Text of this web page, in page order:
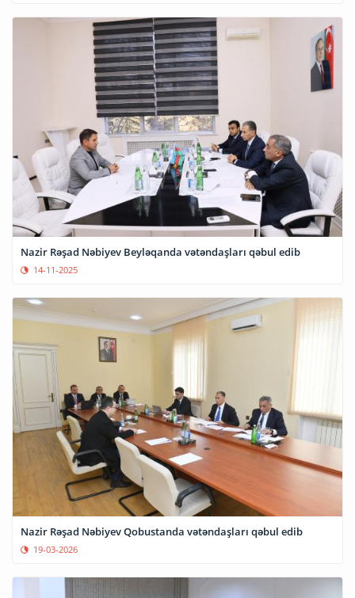
Nazir Rəşad Nəbiyev Beyləqanda vətəndaşları qəbul edib
14-11-2025
Nazir Rəşad Nəbiyev Qobustanda vətəndaşları qəbul edib
19-03-2026